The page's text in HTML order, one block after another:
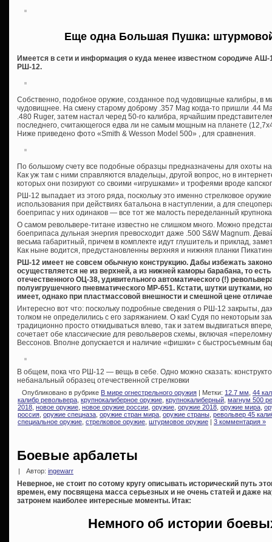
Еще одна Большая Пушка:
Имеется в сети и информация о куда менее известном сородиче
РШ-12.
Собственно, подобное оружие, созданное под чудовищные калибры, в
чудовищнее. На смену старому доброму .357 Mag когда-то пришли .44
.480 Ruger, затем настал черед 50-го калибра, ярчайшим
последнего, считающегося едва ли не самым мощным на планете
Ниже приведено фото «Smith & Wesson Model 500» , для сравнения.
По большому счету все подобные образцы предназначены для охоты на
Как уж там с ними справляются владельцы, другой вопрос, но в
которых они позируют со своими «игрушками» и трофеями вроде
РШ-12 выпадает из этого ряда, поскольку это именно стрелковое
использования при действиях батальона в наступлении, а для
боеприпас у них одинаков — все тот же малость переделанный
О самом револьвере-титане известно не слишком много. Можно
боеприпаса дульная энергия превосходит даже .500 S&W Magnum.
весьма габаритный, причем в комплекте идут глушитель и приклад,
Как ныне водится, предустановленны верхняя и нижняя планки
РШ-12 имеет не совсем обычную конструкцию. Дабы избежать
осуществляется не из верхней, а из нижней каморы барабана, то
отечественного ОЦ-38, удивительного автоматического (!)
полуигрушечного пневматического МР-651. Кстати, шутки шутками,
имеет, однако при пластмассовой внешности и смешной цене
Интересно вот что: поскольку подробные сведения о РШ-12 закрыты,
толком не определились с его заряжанием. О как! Судя по некоторым
традиционно просто откидываться влево, так и затем выдвигаться
сочетает обе классические для револьверов схемы, включая
Вессонов. Вполне допускается и наличие «фишки» с быстросъемным
В общем, пока что РШ-12 — вещь в себе. Одно можно сказать:
небанальный образец отечественной стрелковки
Опубликовано в рубрике В мире огнестрельного оружия | Метки: 12.7 мм 44
калибр револьвера крупнокалиберное оружие крупнокалиберный магнум 500
2018 новое оружие новое оружие россии оружие оружие 2018 оружие мира
россия оружие спецназа оружие стран мира оружие страны револьвер 45
специальное оружие стрелковое оружие штурмовое оружие 3 комментария »
Боевые арбалеты
| Автор: ingewarr
Неверное, не стоит по сотому кругу описывать исторический путь
времен, ему посвящена масса серьезных и не очень статей и даже
затронем наиболее интересные моменты. Итак:
Немного об истории